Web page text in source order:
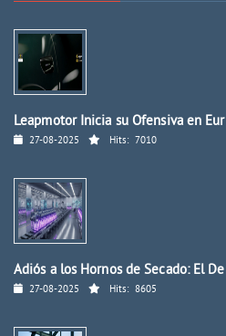
Leapmotor Inicia su Ofensiva en Eur
27-08-2025 Hits: 7010
Adiós a los Hornos de Secado: El De
27-08-2025 Hits: 8605